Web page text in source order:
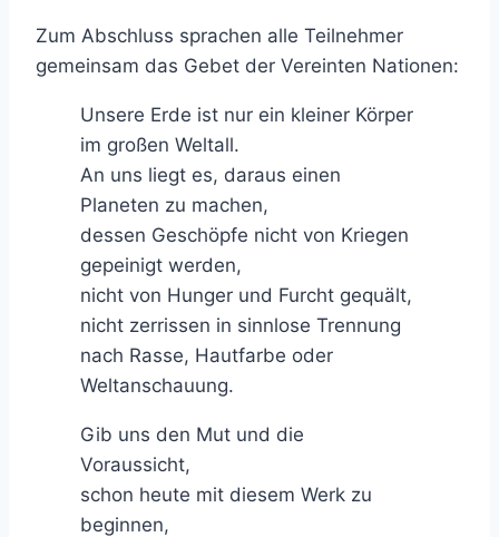
Zum Abschluss sprachen alle Teilnehmer
gemeinsam das Gebet der Vereinten Nationen:
Unsere Erde ist nur ein kleiner Körper
im großen Weltall.
An uns liegt es, daraus einen
Planeten zu machen,
dessen Geschöpfe nicht von Kriegen
gepeinigt werden,
nicht von Hunger und Furcht gequält,
nicht zerrissen in sinnlose Trennung
nach Rasse, Hautfarbe oder
Weltanschauung.
Gib uns den Mut und die
Voraussicht,
schon heute mit diesem Werk zu
beginnen,